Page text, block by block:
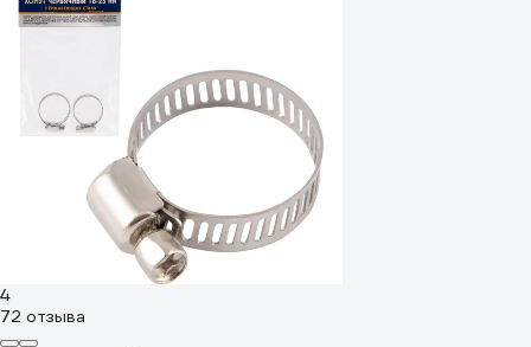
4
72 отзыва